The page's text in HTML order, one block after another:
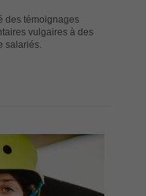
des témoignages
vulgaires à des
salariés.